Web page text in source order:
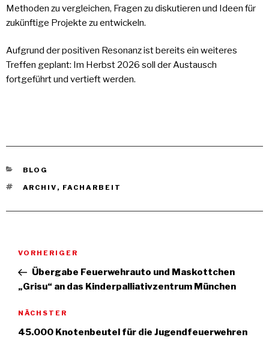
Methoden zu vergleichen, Fragen zu diskutieren und Ideen für
zukünftige Projekte zu entwickeln.
Aufgrund der positiven Resonanz ist bereits ein weiteres
Treffen geplant: Im Herbst 2026 soll der Austausch
fortgeführt und vertieft werden.
KATEGORIEN
BLOG
TAGS
ARCHIV , FACHARBEIT
Vorheriger
Beitrag
VORHERIGER
Übergabe Feuerwehrauto und Maskottchen
„Grisu“ an das Kinderpalliativzentrum München
Nächster
Artikel
NÄCHSTER
45.000 Knotenbeutel für die Jugendfeuerwehren